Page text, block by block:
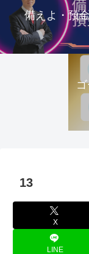
備えよ・預
13
X
LINE